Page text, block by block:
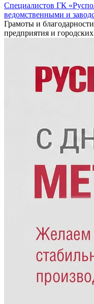
Специалистов ГК
ведомственными и
Грамоты и
предприятия и